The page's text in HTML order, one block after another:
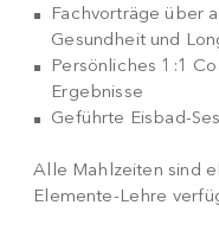
Fachvorträge über
Gesundheit und
Persönliches 1:1
Ergebnisse
Geführte Eisbad-
Alle Mahlzeiten sind
Elemente-Lehre